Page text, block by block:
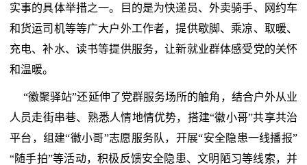
实事的具体举措之一。目的是为快递员、外卖骑手、网约车
和货运司机等等广大户外工作者，提供歇脚、乘凉、取暖、
充电、补水、读书等提供服务，让新就业群体感受党的关怀
和温暖。
“徽聚驿站”还延伸了党群服务场所的触角，结合户外从业
人员走街串巷、熟悉人情地情优势，搭建“徽小哥”共享共治
平台，组建“徽小哥”志愿服务队，开展“安全隐患一线播报”
“随手拍”等活动，积极反馈安全隐患、文明陋习等线索，并